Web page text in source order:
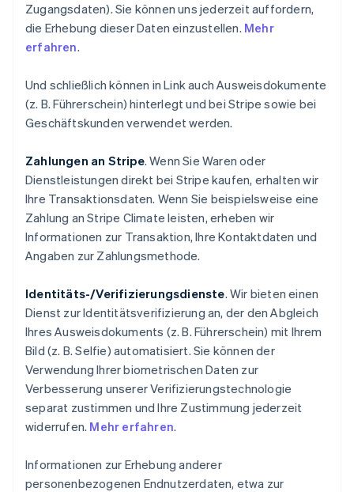
Zugangsdaten). Sie können uns jederzeit auffordern,
die Erhebung dieser Daten einzustellen. Mehr
erfahren.
Und schließlich können in Link auch Ausweisdokumente
(z. B. Führerschein) hinterlegt und bei Stripe sowie bei
Geschäftskunden verwendet werden.
Zahlungen an Stripe. Wenn Sie Waren oder
Dienstleistungen direkt bei Stripe kaufen, erhalten wir
Ihre Transaktionsdaten. Wenn Sie beispielsweise eine
Zahlung an Stripe Climate leisten, erheben wir
Informationen zur Transaktion, Ihre Kontaktdaten und
Angaben zur Zahlungsmethode.
Identitäts-/Verifizierungsdienste. Wir bieten einen
Dienst zur Identitätsverifizierung an, der den Abgleich
Ihres Ausweisdokuments (z. B. Führerschein) mit Ihrem
Bild (z. B. Selfie) automatisiert. Sie können der
Verwendung Ihrer biometrischen Daten zur
Verbesserung unserer Verifizierungstechnologie
separat zustimmen und Ihre Zustimmung jederzeit
widerrufen. Mehr erfahren.
Informationen zur Erhebung anderer
personenbezogenen Endnutzerdaten, etwa zur